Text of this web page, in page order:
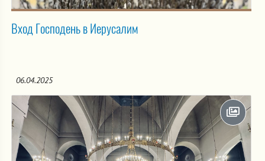
Вход Господень в Иерусалим
06.04.2025